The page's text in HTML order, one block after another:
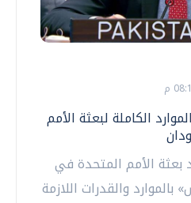
الكاملة لبعثة الأمم
بعثة الأمم المتحدة في
والقدرات اللازمة